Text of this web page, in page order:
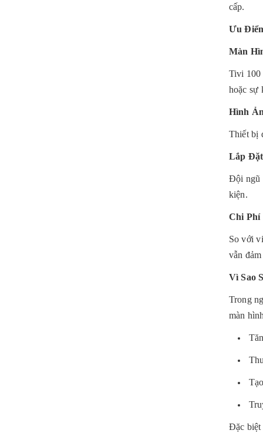
cấp.
Ưu
Màn
Tivi 100
hoặc sự
Hình
Thiết bị
Lắp
Đội ngũ
kiện.
Chi Phí
So với
vẫn
Vì Sao
Trong
màn
Đặc biệt